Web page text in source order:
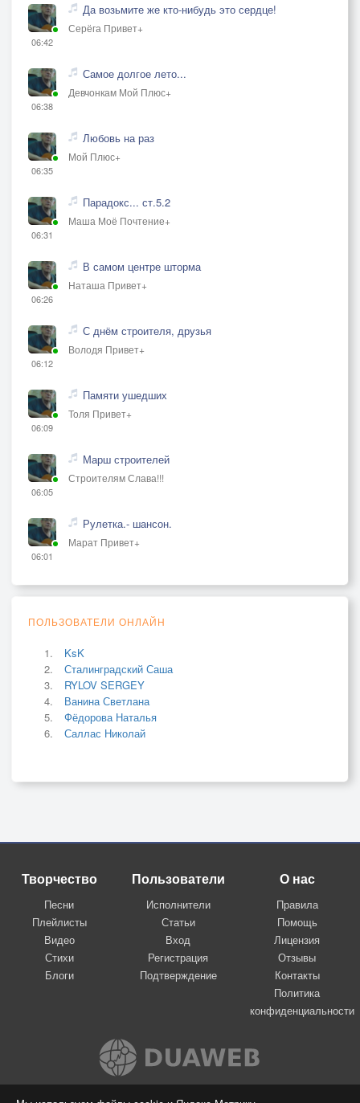
06:42
Да возьмите же кто-нибудь это сердце!
Серёга Привет+
06:38
Самое долгое лето...
Девчонкам Мой Плюс+
06:35
Любовь на раз
Мой Плюс+
06:31
Парадокс... ст.5.2
Маша Моё Почтение+
06:26
В самом центре шторма
Наташа Привет+
06:12
С днём строителя, друзья
Володя Привет+
06:09
Памяти ушедших
Толя Привет+
06:05
Марш строителей
Строителям Слава!!!
06:01
Рулетка.- шансон.
Марат Привет+
ПОЛЬЗОВАТЕЛИ ОНЛАЙН
KsK
Сталинградский Саша
RYLOV SERGEY
Ванина Светлана
Фёдорова Наталья
Саллас Николай
Творчество
Песни
Плейлисты
Видео
Стихи
Блоги
Пользователи
Исполнители
Статьи
Вход
Регистрация
Подтверждение
О нас
Правила
Помощь
Лицензия
Отзывы
Контакты
Политика
конфиденциальности